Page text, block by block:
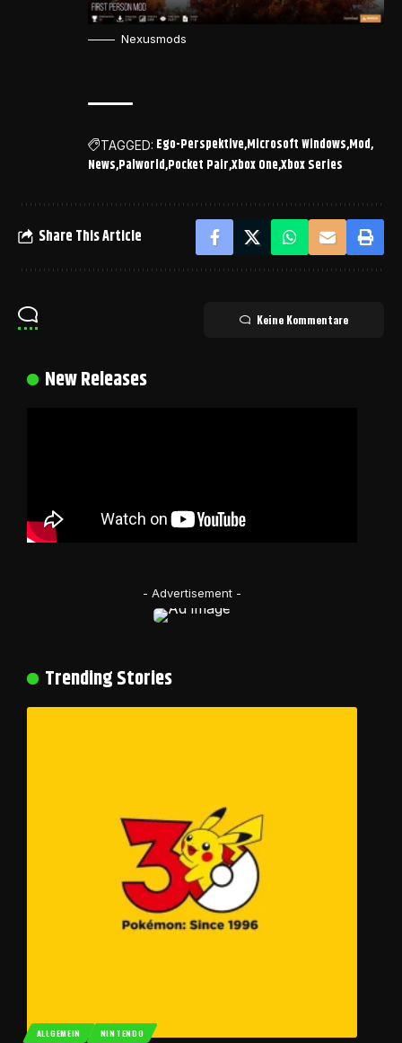
Nexusmods
TAGGED: Ego-Perspektive Microsoft Windows Mod
News Palworld Pocket PairXbox OneXbox Series
Share This Article
Keine Kommentare
New Releases
- Advertisement -
Trending Stories
ALLGEMEIN NINTENDO